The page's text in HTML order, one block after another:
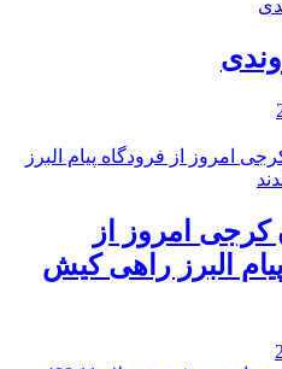
امروز از
البرز راهی کیش